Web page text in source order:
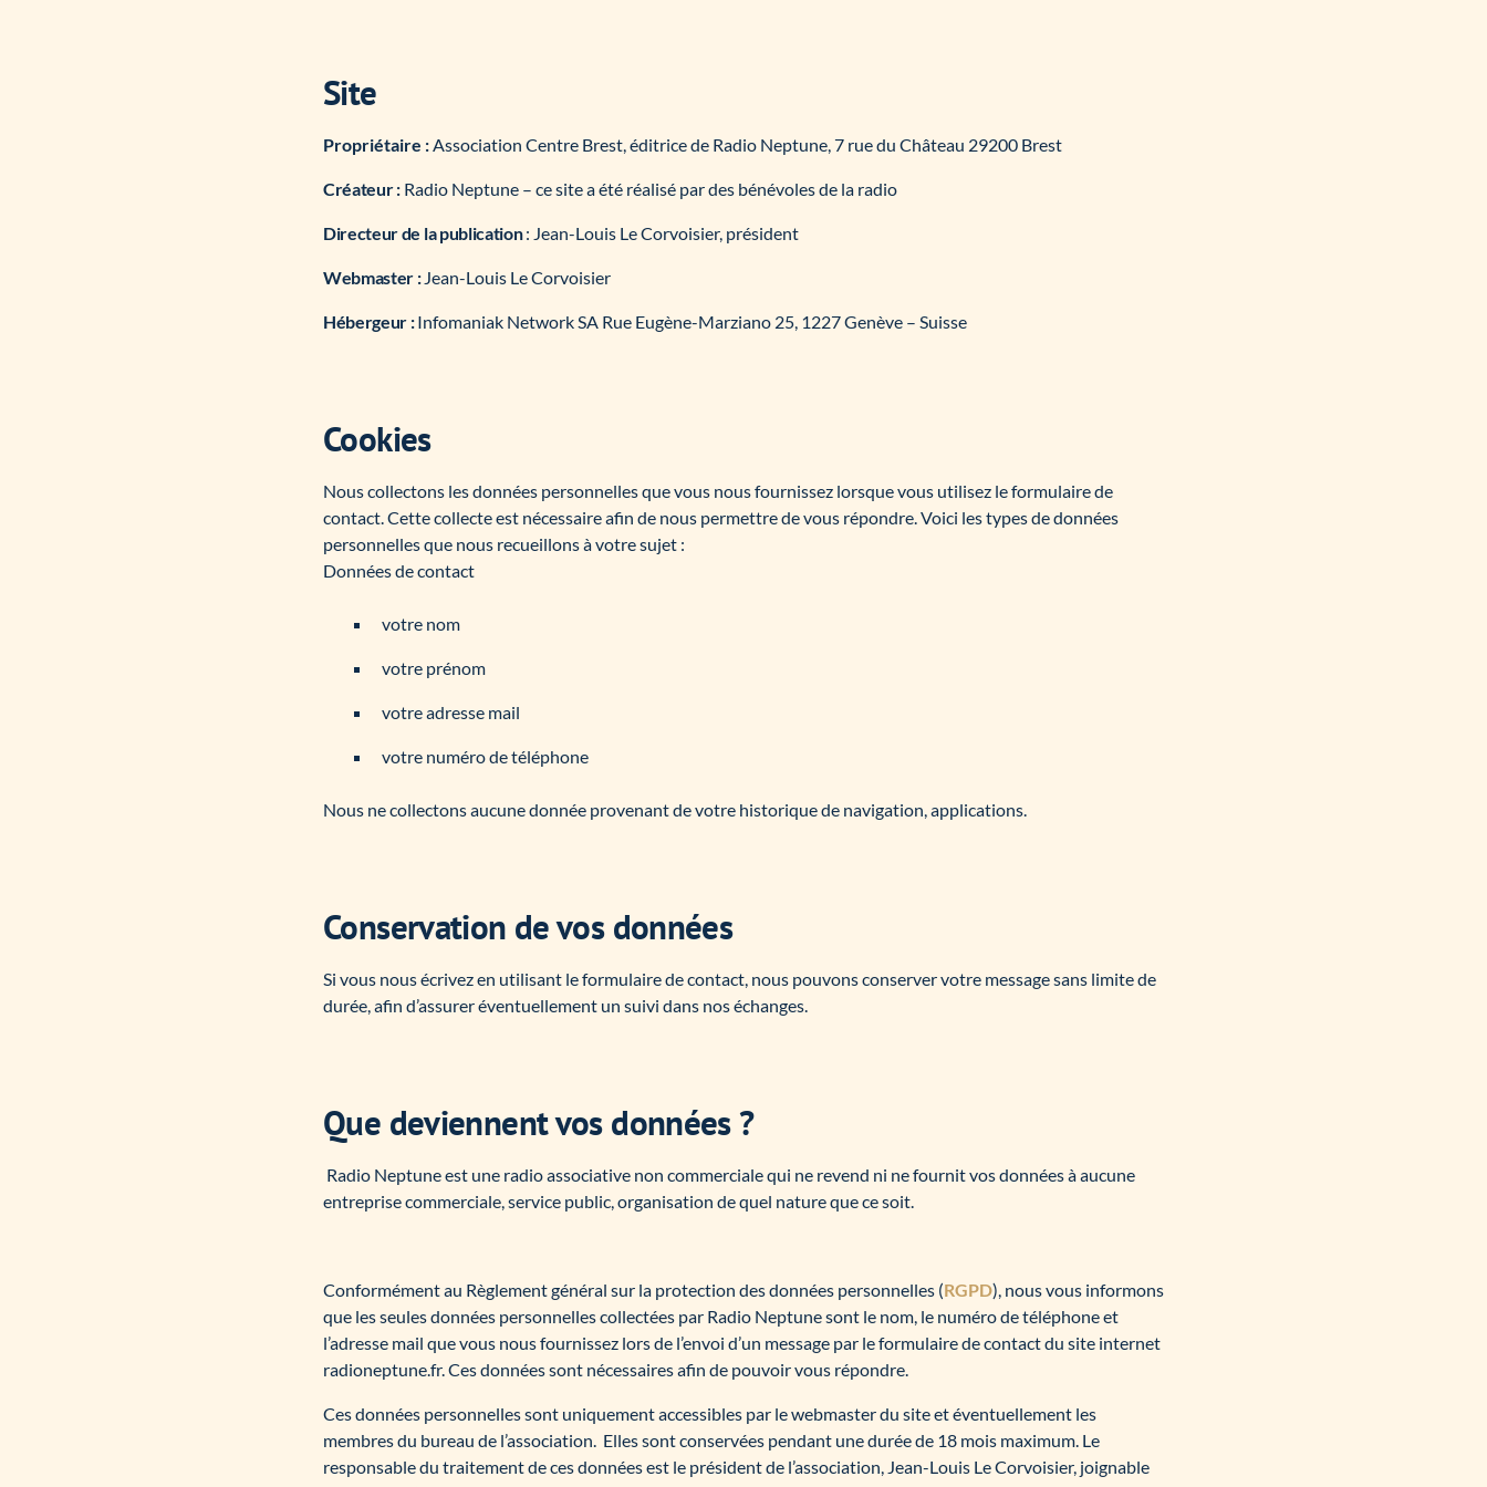
Site
Propriétaire :Association Centre Brest, éditrice de Radio Neptune, 7 rue du Château 29200 Brest
Créateur :Radio Neptune – ce site a été réalisé par des bénévoles de la radio
Directeur de la publication: Jean-Louis Le Corvoisier, président
Webmaster : Jean-Louis Le Corvoisier
Hébergeur :Infomaniak Network SA Rue Eugène-Marziano 25, 1227 Genève – Suisse
Cookies
Nous collectons les données personnelles que vous nous fournissez lorsque vous utilisez le formulaire de
contact. Cette collecte est nécessaire afin de nous permettre de vous répondre. Voici les types de données
personnelles que nous recueillons à votre sujet :
Données de contact
votre nom
votre prénom
votre adresse mail
votre numéro de téléphone
Nous ne collectons aucune donnée provenant de votre historique de navigation, applications.
Conservation de vos données
Si vous nous écrivez en utilisant le formulaire de contact, nous pouvons conserver votre message sans limite de
durée, afin d’assurer éventuellement un suivi dans nos échanges.
Que deviennent vos données ?
Radio Neptune est une radio associative non commerciale qui ne revend ni ne fournit vos données à aucune
entreprise commerciale, service public, organisation de quel nature que ce soit.
Conformément au Règlement général sur la protection des données personnelles (RGPD), nous vous informons
que les seules données personnelles collectées par Radio Neptune sont le nom, le numéro de téléphone et
l’adresse mail que vous nous fournissez lors de l’envoi d’un message par le formulaire de contact du site internet
radioneptune.fr. Ces données sont nécessaires afin de pouvoir vous répondre.
Ces données personnelles sont uniquement accessibles par le webmaster du site et éventuellement les
membres du bureau de l’association. Elles sont conservées pendant une durée de 18 mois maximum. Le
responsable du traitement de ces données est le président de l’association, Jean-Louis Le Corvoisier, joignable